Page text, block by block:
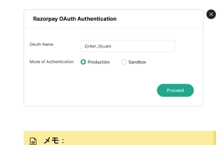
メモ ：